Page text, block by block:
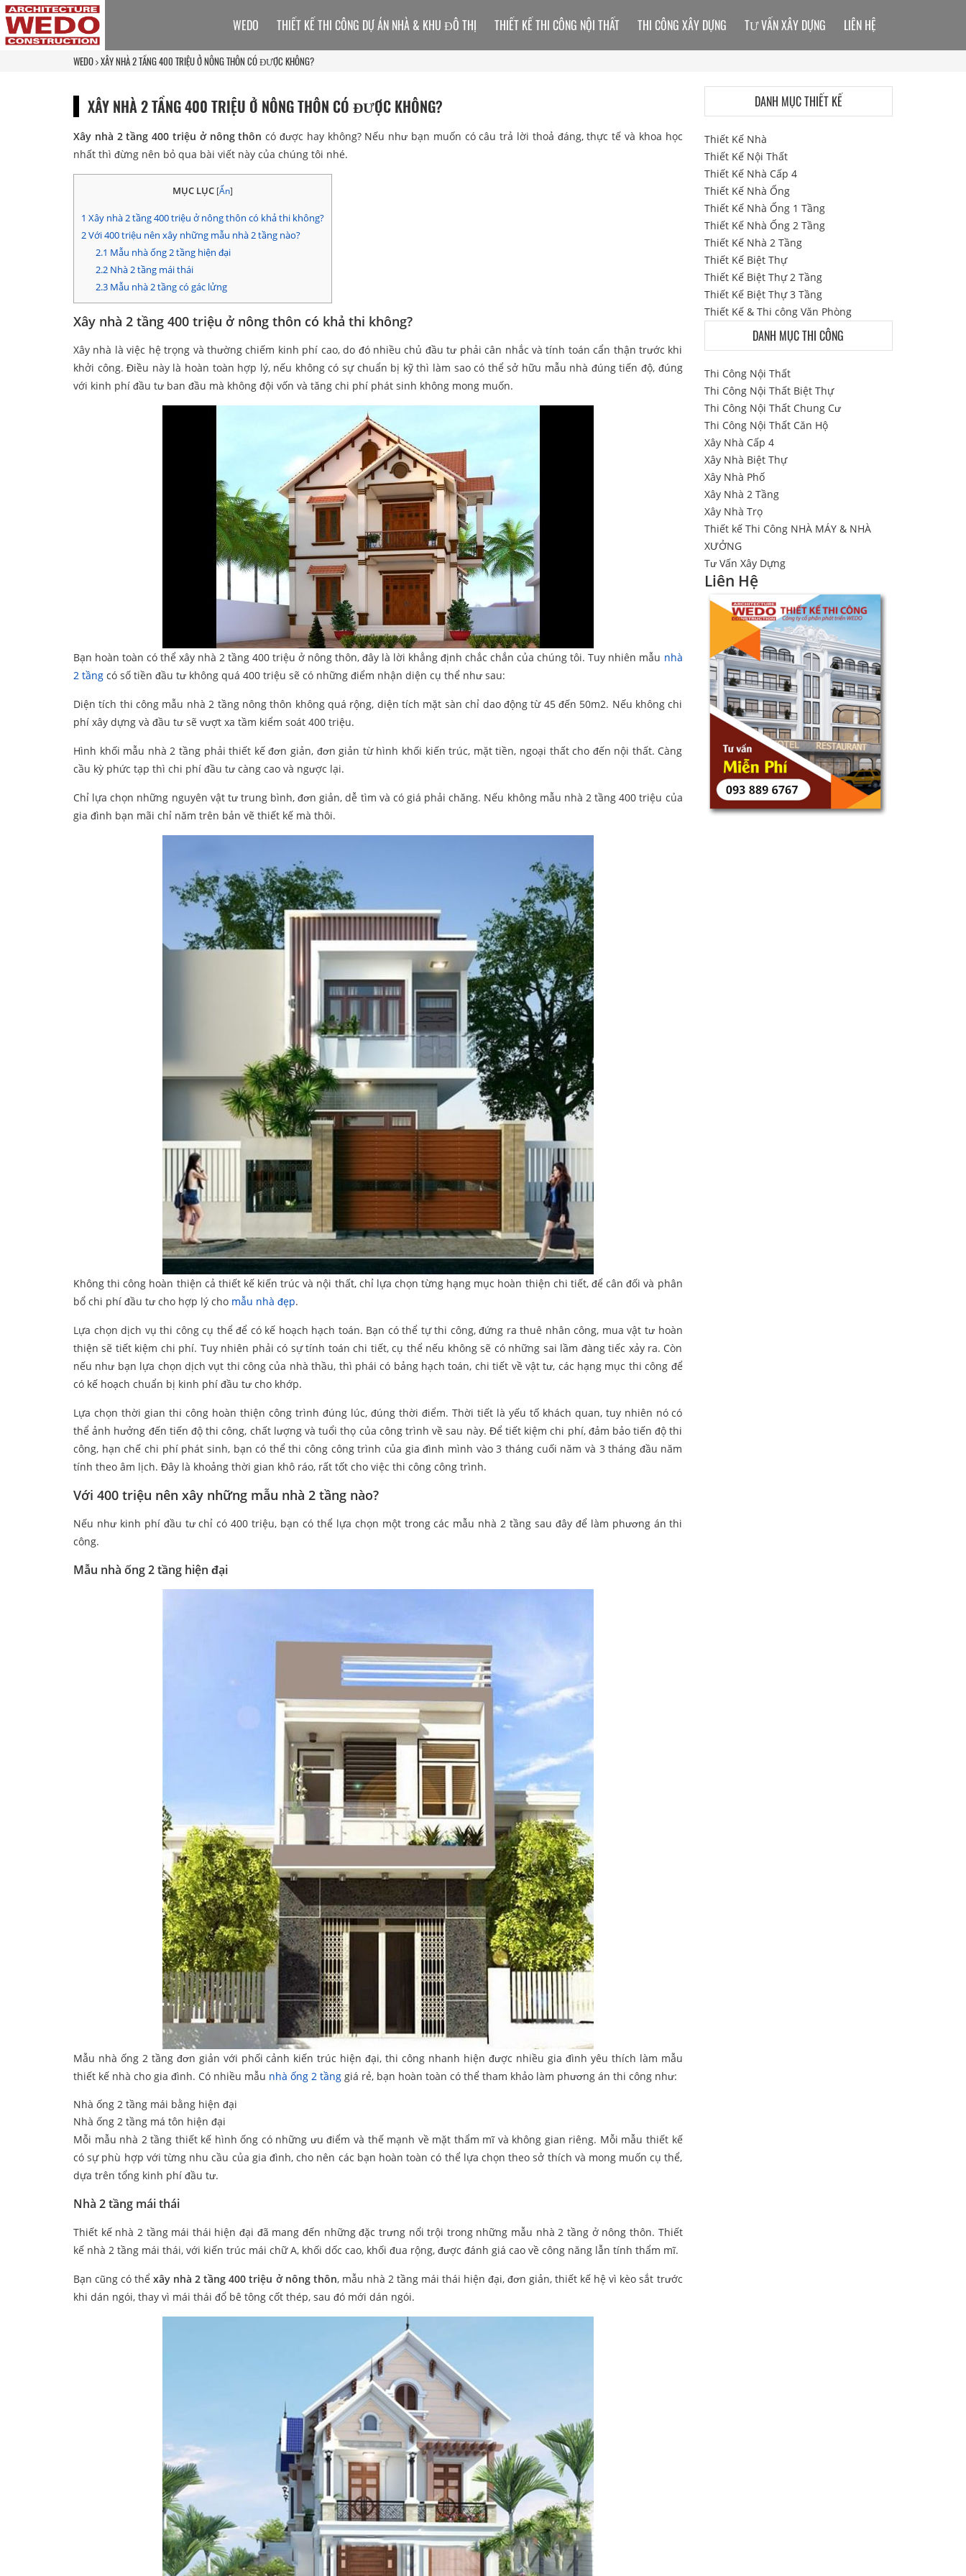
WEDO XÂY NHÀ 2 TẦNG 400 TRIỆU Ở NÔNG THÔN CÓ ĐƯỢC KHÔNG?
XÂY NHÀ 2 TẦNG 400 TRIỆU Ở NÔNG THÔN CÓ ĐƯỢC KHÔNG?
Xây nhà 2 tầng 400 triệu ở nông thôn có được hay không? Nếu như bạn muốn có câu trả lời thoả đáng, thực tế và khoa học
nhất thì đừng nên bỏ qua bài viết này của chúng tôi nhé.
MỤC LỤC [Ẩn]
1 Xây nhà 2 tầng 400 triệu ở nông thôn có khả thi không?
2Với 400 triệu nên xây những mẫu nhà 2 tầng nào?
2.1 Mẫu nhà ống 2 tầng hiện đại
2.2Nhà 2 tầng mái thái
2.3Mẫu nhà 2 tầng có gác lửng
Xây nhà 2 tầng 400 triệu ở nông thôn có khả thi không?
Xây nhà là việc hệ trọng và thường chiếm kinh phí cao, do đó nhiều chủ đầu tư phải cân nhắc và tính toán cẩn thận trước khi
khởi công. Điều này là hoàn toàn hợp lý, nếu không có sự chuẩn bị kỹ thì làm sao có thể sở hữu mẫu nhà đúng tiến độ, đúng
với kinh phí đầu tư ban đầu mà không đội vốn và tăng chi phí phát sinh không mong muốn.
Bạn hoàn toàn có thể xây nhà 2 tầng 400 triệu ở nông thôn, đây là lời khẳng định chắc chắn của chúng tôi. Tuy nhiên mẫu nhà
2 tầng có số tiền đầu tư không quá 400 triệu sẽ có những điểm nhận diện cụ thể như sau:
Diện tích thi công mẫu nhà 2 tầng nông thôn không quá rộng, diện tích mặt sàn chỉ dao động từ 45 đến 50m2. Nếu không chi
phí xây dựng và đầu tư sẽ vượt xa tầm kiểm soát 400 triệu.
Hình khối mẫu nhà 2 tầng phải thiết kế đơn giản, đơn giản từ hình khối kiến trúc, mặt tiền, ngoại thất cho đến nội thất. Càng
cầu kỳ phức tạp thì chi phí đầu tư càng cao và ngược lại.
Chỉ lựa chọn những nguyên vật tư trung bình, đơn giản, dễ tìm và có giá phải chăng. Nếu không mẫu nhà 2 tầng 400 triệu của
gia đình bạn mãi chỉ năm trên bản vẽ thiết kế mà thôi.
Không thi công hoàn thiện cả thiết kế kiến trúc và nội thất, chỉ lựa chọn từng hạng mục hoàn thiện chi tiết, để cân đối và phân
bổ chi phí đầu tư cho hợp lý cho mẫu nhà đẹp.
Lựa chọn dịch vụ thi công cụ thể để có kế hoạch hạch toán. Bạn có thể tự thi công, đứng ra thuê nhân công, mua vật tư hoàn
thiện sẽ tiết kiệm chi phí. Tuy nhiên phải có sự tính toán chi tiết, cụ thể nếu không sẽ có những sai lầm đàng tiếc xảy ra. Còn
nếu như bạn lựa chọn dịch vụt thi công của nhà thầu, thì phái có bảng hạch toán, chi tiết về vật tư, các hạng mục thi công để
có kế hoạch chuẩn bị kinh phí đầu tư cho khớp.
Lựa chọn thời gian thi công hoàn thiện công trình đúng lúc, đúng thời điểm. Thời tiết là yếu tố khách quan, tuy nhiên nó có
thể ảnh hưởng đến tiến độ thi công, chất lượng và tuổi thọ của công trình về sau này. Để tiết kiệm chi phí, đảm bảo tiến độ thi
công, hạn chế chi phí phát sinh, bạn có thể thi công công trình của gia đình mình vào 3 tháng cuối năm và 3 tháng đầu năm
tính theo âm lịch. Đây là khoảng thời gian khô ráo, rất tốt cho việc thi công công trình.
Với 400 triệu nên xây những mẫu nhà 2 tầng nào?
Nếu như kinh phí đầu tư chỉ có 400 triệu, bạn có thể lựa chọn một trong các mẫu nhà 2 tầng sau đây để làm phương án thi
công.
Mẫu nhà ống 2 tầng hiện đại
Mẫu nhà ống 2 tầng đơn giản với phối cảnh kiến trúc hiện đại, thi công nhanh hiện được nhiều gia đình yêu thích làm mẫu
thiết kế nhà cho gia đình. Có nhiều mẫu nhà ống 2 tầng giá rẻ, bạn hoàn toàn có thể tham khảo làm phương án thi công như:
Nhà ống 2 tầng mái bằng hiện đại
Nhà ống 2 tầng má tôn hiện đại
Mỗi mẫu nhà 2 tầng thiết kế hình ống có những ưu điểm và thế mạnh về mặt thẩm mĩ và không gian riêng. Mỗi mẫu thiết kế
có sự phù hợp với từng nhu cầu của gia đình, cho nên các bạn hoàn toàn có thể lựa chọn theo sở thích và mong muốn cụ thể,
dựa trên tổng kinh phí đầu tư.
Nhà 2 tầng mái thái
Thiết kế nhà 2 tầng mái thái hiện đại đã mang đến những đặc trưng nổi trội trong những mẫu nhà 2 tầng ở nông thôn. Thiết
kế nhà 2 tầng mái thái, với kiến trúc mái chữ A, khối dốc cao, khối đua rộng, được đánh giá cao về công năng lẫn tính thẩm mĩ.
Bạn cũng có thểxây nhà 2 tầng 400 triệu ở nông thôn, mẫu nhà 2 tầng mái thái hiện đại, đơn giản, thiết kế hệ vì kèo sắt trước
khi dán ngói, thay vì mái thái đổ bê tông cốt thép, sau đó mới dán ngói.
WEDO THIẾT KẾ THI CÔNG DỰ ÁN NHÀ & KHU ĐÔ THỊ THIẾT KẾ THI CÔNG NỘI THẤT THI CÔNG XÂY DỰNG TƯ VẤN XÂY DỰNG LIÊN HỆ
DANH MỤC THIẾT KẾ
Thiết Kế Nhà
Thiết Kế Nội Thất
Thiết Kế Nhà Cấp 4
Thiết Kế Nhà Ống
Thiết Kế Nhà Ống 1 Tầng
Thiết Kế Nhà Ống 2 Tầng
Thiết Kế Nhà 2 Tầng
Thiết Kế Biệt Thự
Thiết Kế Biệt Thự 2 Tầng
Thiết Kế Biệt Thự 3 Tầng
Thiết Kế & Thi công Văn Phòng
DANH MỤC THI CÔNG
Thi Công Nội Thất
Thi Công Nội Thất Biệt Thự
Thi Công Nội Thất Chung Cư
Thi Công Nội Thất Căn Hộ
Xây Nhà Cấp 4
Xây Nhà Biệt Thự
Xây Nhà Phố
Xây Nhà 2 Tầng
Xây Nhà Trọ
Thiết kế Thi Công NHÀ MÁY & NHÀ
XƯỞNG
Tư Vấn Xây Dựng
Liên Hệ